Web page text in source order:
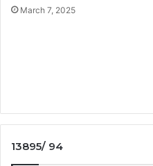
March 7, 2025
13895/ 94